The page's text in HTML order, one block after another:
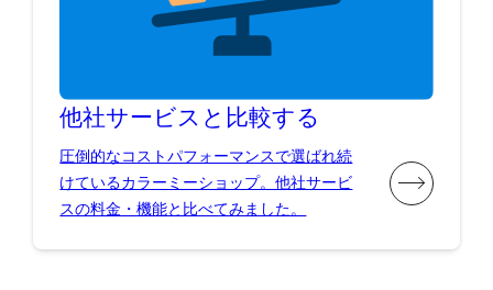
他社サービスと比較する
圧倒的なコストパフォーマンスで選ばれ続
けているカラーミーショップ。他社サービ
スの料金・機能と比べてみました。